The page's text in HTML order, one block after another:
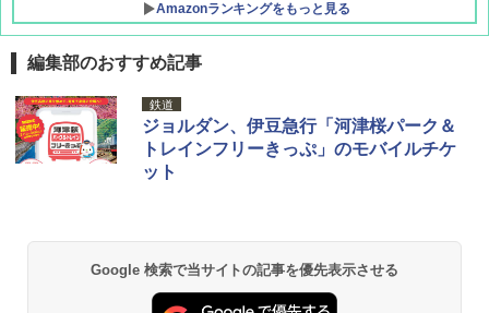
Amazonランキングをもっと見る
[キャンパーズコレクション 山善] ポップアッ
プテント 傘みたいに広げて畳める パッとサ
ッとサンシェード キューブ フルクローズ メ
ッシュ 簡単設置 ワンタッチテント キャンプ
&ハイキング カーキ PATC-150(KH)
PYKES PEAK (パイクスピーク) 着替えテン
ト プライバシー テント 【中が透けない】 1
熊撃退スプレー 熊よけスプレー 熊スプレー
【日本企業販売】超強力クマ対策スプレー 30
0ml（連続噴射30秒）110ml（連続噴射15
秒）射程5～10m 安全ロック搭載 携帯収納袋
付き ヒグマ・イノシシ対策 自治体・教育機
￥3,680
編集部のおすすめ記事
鉄道
ジョルダン、伊豆急行「河津桜パーク＆
トレインフリーきっぷ」のモバイルチケ
ット
Google 検索で当サイトの記事を優先表示させる